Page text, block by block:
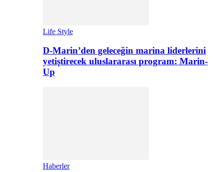
Life Style
D-Marin’den geleceğin marina liderlerini
yetiştirecek uluslararası program: Marin-
Up
Haberler